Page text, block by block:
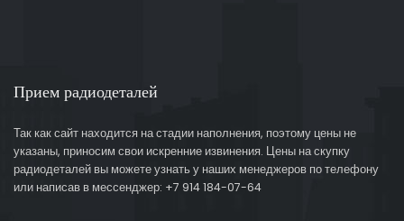
Прием радиодеталей
Так как сайт находится на стадии наполнения, поэтому цены не
указаны, приносим свои искренние извинения. Цены на скупку
радиодеталей вы можете узнать у наших менеджеров по телефону
или написав в мессенджер: +7 914 184-07-64